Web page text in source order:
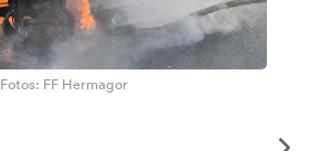
Fotos: FF Hermagor